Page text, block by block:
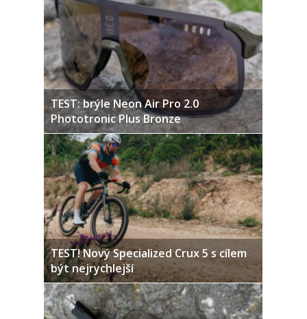
TEST: brýle Neon Air Pro 2.0
Phototronic Plus Bronze
TEST! Nový Specialized Crux 5 s cílem
být nejrychlejší